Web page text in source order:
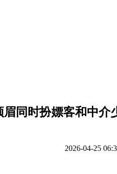
眉同时扮嫖客和中
2026-04-25